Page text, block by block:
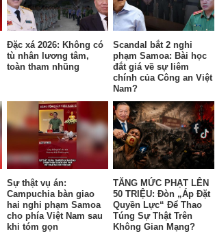
Đặc xá 2026: Không có
tù nhân lương tâm,
toàn tham nhũng
Scandal bắt 2 nghi
phạm Samoa: Bài học
đắt giá về sự liêm
chính của Công an Việt
Nam?
Sự thật vụ án:
Campuchia bàn giao
hai nghi phạm Samoa
cho phía Việt Nam sau
khi tóm gọn
TĂNG MỨC PHẠT LÊN
50 TRIỆU: Đòn „Áp Đặt
Quyền Lực“ Để Thao
Túng Sự Thật Trên
Không Gian Mạng?